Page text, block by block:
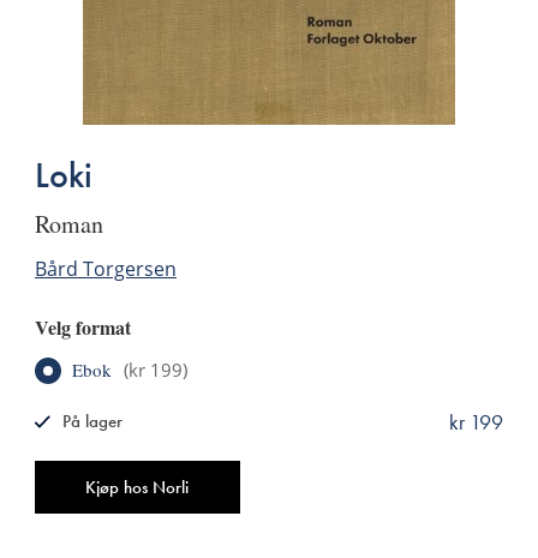
Loki
roman
Bård Torgersen
Velg format
Ebok (kr 199)
Kjøp hos Norli
kr 199
På lager